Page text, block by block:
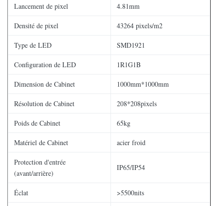
Lancement de pixel 4.81mm
Densité de pixel 43264 pixels/m2
Type de LED SMD1921
Configuration de LED 1R1G1B
Dimension de Cabinet 1000mm*1000mm
Résolution de Cabinet 208*208pixels
Poids de Cabinet 65kg
Matériel de Cabinet acier froid
Protection d'entrée
(avant/arrière)
IP65/IP54
Éclat >5500nits